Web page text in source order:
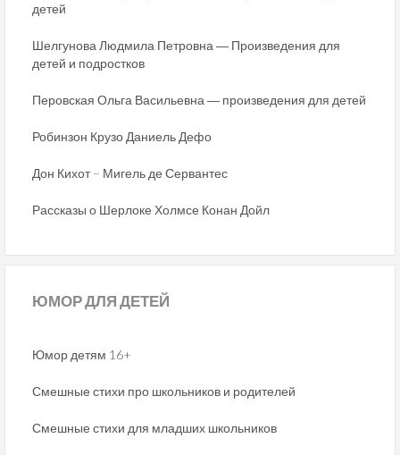
детей
Шелгунова Людмила Петровна ― Произведения для
детей и подростков
Перовская Ольга Васильевна ― произведения для детей
Робинзон Крузо Даниель Дефо
Дон Кихот – Мигель де Сервантес
Рассказы о Шерлоке Холмсе Конан Дойл
ЮМОРДЛЯ ДЕТЕЙ
Юмор детям 16+
Смешные стихи про школьников и родителей
Смешные стихи для младших школьников